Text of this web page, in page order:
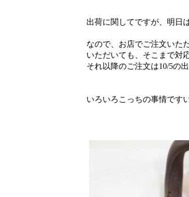
出荷に関してですが、明日
なので、お店でご注文いた
いただいても、そこまで対
それ以降のご注文は10/5の
いろいろこっちの事情です